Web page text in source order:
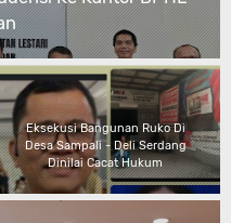
Eksekusi Bangunan Ruko Di
Desa Sampali - Deli Serdang
Dinilai Cacat Hukum